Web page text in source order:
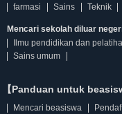
farmasi
Sains Teknik
Mencari sekolah diluar
Ilmu pendidikan dan
Sains umum
【Panduan untuk
Mencari beasiswa